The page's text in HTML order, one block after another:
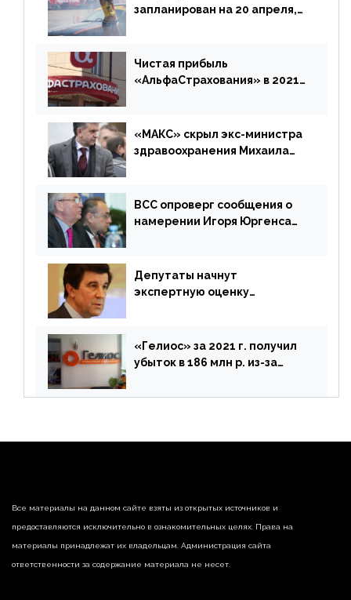
запланирован на 20 апреля,
дублировать [дополнено]
Чистая прибыль
«АльфаСтрахования» в 2021
«МАКС» скрыл экс-министра
здравоохранения Михаила
ВСС опроверг сообщения о
намерении Игоря Юргенса
Депутаты начнут
экспертную оценку
«Гелиос» за 2021 г. получил
убыток в 186 млн р. из-за
реализации недвижимости
Все материалы на данном сайте взяты из открытых источников и
предоставляются исключительно в ознакомительных целях. Права на
материалы принадлежат их владельцам. Администрация сайта
ответственности за содержание материала не несет.